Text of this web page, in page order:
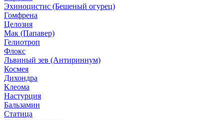
Эхиноцистис (Бешеный огурец)
Гомфрена
Целозия
Мак (Папавер)
Гелиотроп
Флокс
Львиный зев (Антириннум)
Космея
Дихондра
Клеома
Настурция
Бальзамин
Статица